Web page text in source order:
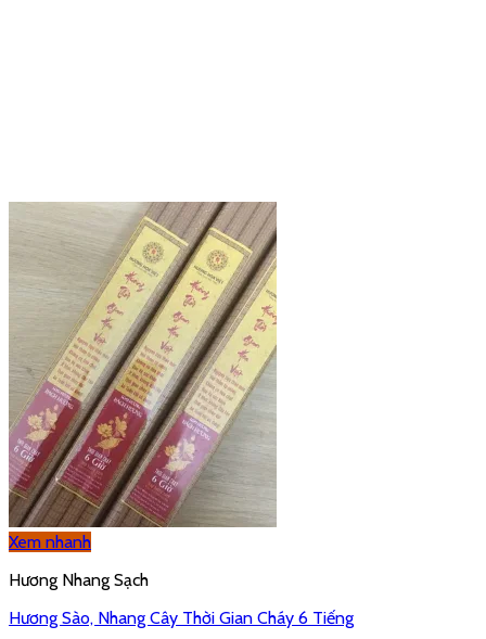
Xem nhanh
Hương Nhang Sạch
Hương Sào, Nhang Cây Thời Gian Cháy 6 Tiếng